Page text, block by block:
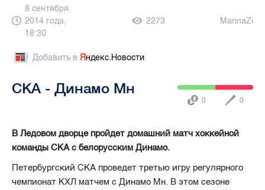
8 сентября
2014 года,
18:30
2273 MarinaZi
Добавить в Яндекс.Новости
СКА - Динамо Мн
0 0
В Ледовом дворце пройдет домашний матч хоккейной
команды СКА с белорусским Динамо.
Петербургский СКА проведет третью игру регулярного
чемпионат КХЛ матчем с Динамо Мн. В этом сезоне